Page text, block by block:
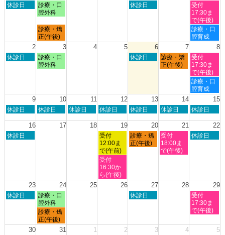
日
26th
休診日
月
曜
7
月
27th
診療・口
腔外科
木
30th
休診日
土
曜
日,
8
月
1st
受付
17:30ま
で(午後)
月
曜
日,
月
27th
診療・矯
正(午後)
土
曜
日,
月
1st
2026
診療・口
腔育成
2 3 4 5 6 7 8
日
2nd
休診日
月
曜
3rd
診療・口
腔外科
木
6th
休診日
金
曜
7th
診療・矯
正(午後)
土
曜
日,
8
月
8th
受付
17:30ま
で(午後)
土
曜
日,
月
診療・口
腔育成
9 10 11 12 13 14 15
日
8
月
休診日
月
休診日
火
休診日
水
8
月
12th
2026
休診日
木
8
月
13th
休診日
金
8
月
14th
2026
休診日
土
8
月
休診日
16 17 18 19 20 21 22
日
2026
休診日
水
曜
日,
8
月
19th
2026
受付
12:00ま
で(午前)
木
曜
2026
診療・矯
正(午後)
金
曜
日,
2026
受付
18:00ま
で(午後)
土
2026
休診日
水
曜
日,
8
受付
16:30か
ら(午後)
23 24 25 26 27 28 29
日
月
休診日
月
曜
日,
8
月
診療・口
腔外科
木
月
休診日
土
曜
日,
月
受付
17:30ま
で(午後)
月
曜
日,
診療・矯
正(午後)
30 31 1 2 3 4 5